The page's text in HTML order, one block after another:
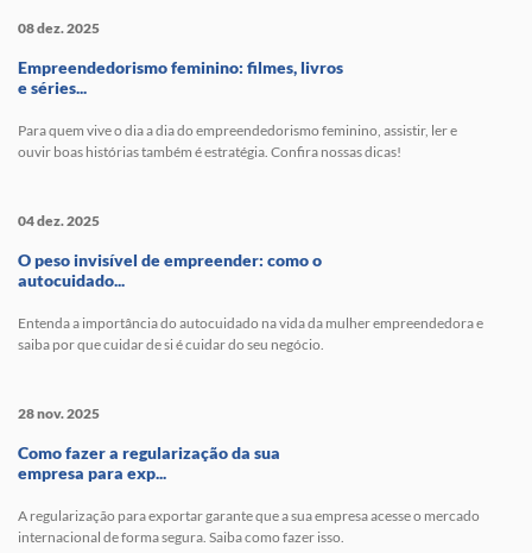
08 dez. 2025
Empreendedorismo feminino: filmes, livros
e séries...
Para quem vive o dia a dia do empreendedorismo feminino, assistir, ler e
ouvir boas histórias também é estratégia. Confira nossas dicas!
04 dez. 2025
O peso invisível de empreender: como o
autocuidado...
Entenda a importância do autocuidado na vida da mulher empreendedora e
saiba por que cuidar de si é cuidar do seu negócio.
28 nov. 2025
Como fazer a regularização da sua
empresa para exp...
A regularização para exportar garante que a sua empresa acesse o mercado
internacional de forma segura. Saiba como fazer isso.